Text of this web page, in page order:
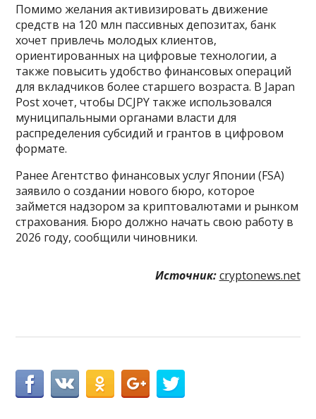
Помимо желания активизировать движение
средств на 120 млн пассивных депозитах, банк
хочет привлечь молодых клиентов,
ориентированных на цифровые технологии, а
также повысить удобство финансовых операций
для вкладчиков более старшего возраста. В Japan
Post хочет, чтобы DCJPY также использовался
муниципальными органами власти для
распределения субсидий и грантов в цифровом
формате.
Ранее Агентство финансовых услуг Японии (FSA)
заявило о создании нового бюро, которое
займется надзором за криптовалютами и рынком
страхования. Бюро должно начать свою работу в
2026 году, сообщили чиновники.
Источник: cryptonews.net